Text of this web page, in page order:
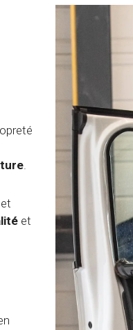
.
et
et